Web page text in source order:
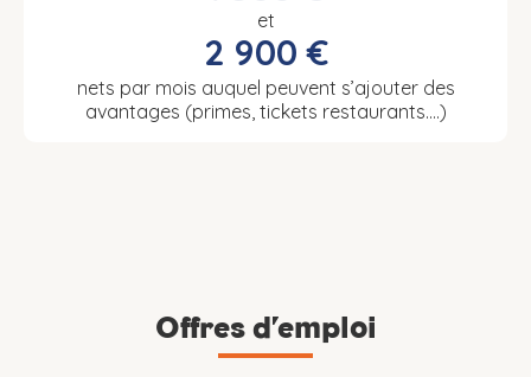
et
2 900 €
nets par mois auquel peuvent s’ajouter des
avantages (primes, tickets restaurants….)
Offres d’emploi